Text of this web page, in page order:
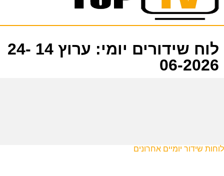
לוח שידורים יומי: ערוץ 14 24-
06-2026
לוחות שידור יומיים אחרונים